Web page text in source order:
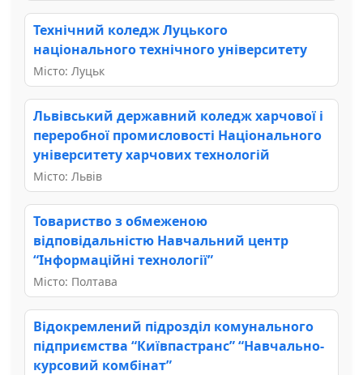
Технічний коледж Луцького
національного технічного університету
Місто: Луцьк
Львівський державний коледж харчової і
переробної промисловості Національного
університету харчових технологій
Місто: Львів
Товариство з обмеженою
відповідальністю Навчальний центр
“Інформаційні технології”
Місто: Полтава
Відокремлений підрозділ комунального
підприємства “Київпастранс” “Навчально-
курсовий комбінат”